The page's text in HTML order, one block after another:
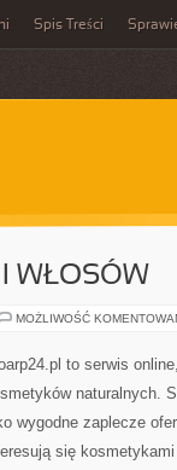
Spis Treści
WŁOSÓW
MOŻLIWOŚĆ
to serwis
naturalnych.
wygodne zaplecze
się